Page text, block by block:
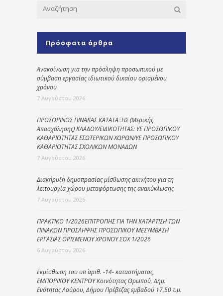
Πρόσφατα άρθρα
Ανακοίνωση για την πρόσληψη προσωπικού με
σύμβαση εργασίας ιδιωτικού δικαίου ορισμένου
χρόνου
7 Αυγούστου 2026
ΠΡΟΣΩΡΙΝΟΣ ΠΙΝΑΚΑΣ ΚΑΤΑΤΑΞΗΣ (Μερικής
Απασχόλησης) ΚΛΑΔΟΥ/ΕΙΔΙΚΟΤΗΤΑΣ: ΥΕ ΠΡΟΣΩΠΙΚΟΥ
ΚΑΘΑΡΙΟΤΗΤΑΣ ΕΣΩΤΕΡΙΚΩΝ ΧΩΡΩΝ/ΥΕ ΠΡΟΣΩΠΙΚΟΥ
ΚΑΘΑΡΙΟΤΗΤΑΣ ΣΧΟΛΙΚΩΝ ΜΟΝΑΔΩΝ
7 Αυγούστου 2026
Διακήρυξη δημοπρασίας μίσθωσης ακινήτου για τη
λειτουργία χώρου μεταφόρτωσης της ανακύκλωσης
7 Αυγούστου 2026
ΠΡΑΚΤΙΚΟ 1/2026ΕΠΙΤΡΟΠΗΣ ΓΙΑ ΤΗΝ ΚΑΤΑΡΤΙΣΗ ΤΩΝ
ΠΙΝΑΚΩΝ ΠΡΟΣΛΗΨΗΣ ΠΡΟΣΩΠΙΚΟΥ ΜΕΣΥΜΒΑΣΗ
ΕΡΓΑΣΙΑΣ ΟΡΙΣΜΕΝΟΥ ΧΡΟΝΟΥ ΣΟΧ 1/2026
6 Αυγούστου 2026
Εκμίσθωση του υπ΄ αριθ. -14- καταστήματος,
ΕΜΠΟΡΙΚΟΥ ΚΕΝΤΡΟΥ Κοινότητας Ωρωπού, Δημ.
Ενότητας Λούρου, Δήμου Πρέβεζας εμβαδού 17,50 τ.μ.